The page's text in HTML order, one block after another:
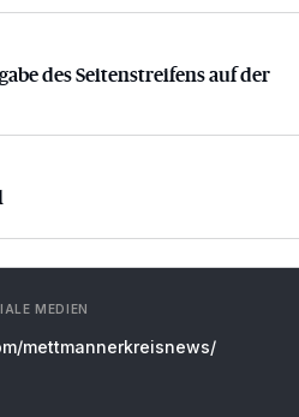
des Seitenstreifens auf der A3
des Seitenstreifens auf der
MEDIEN
mettmannerkreisnews/